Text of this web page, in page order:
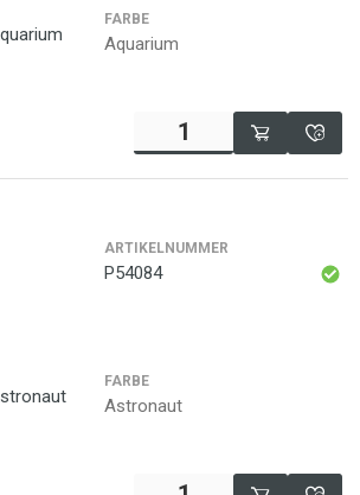
FARBE
Aquarium
ARTIKELNUMMER
P54084
FARBE
Astronaut